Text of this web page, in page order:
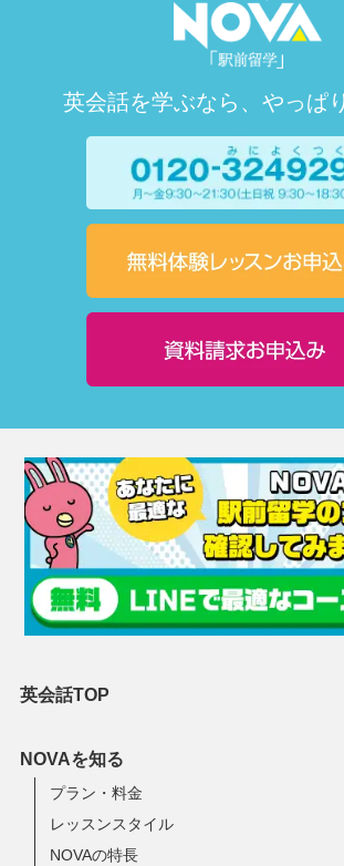
英会話を学ぶなら、やっぱ
英会話TOP
NOVAを知る
プラン・料金
レッスンスタイル
NOVAの特長